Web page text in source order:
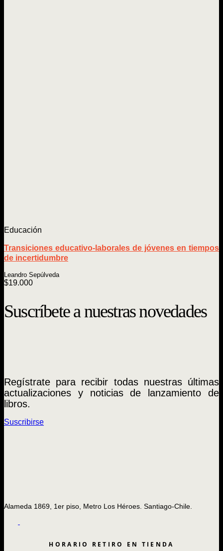
Educación
Transiciones educativo-laborales de jóvenes en tiempos
de incertidumbre
Leandro Sepúlveda
$19.000
Suscríbete a nuestras novedades
Regístrate para recibir todas nuestras últimas
actualizaciones y noticias de lanzamiento de
libros.
Suscribirse
Alameda 1869, 1er piso, Metro Los Héroes. Santiago-Chile.
HORARIO RETIRO EN TIENDA